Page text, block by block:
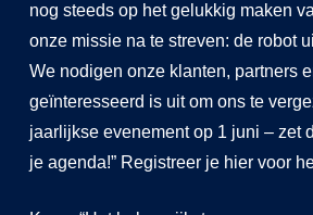
nog steeds op het gelukkig maken
onze missie na te streven: de robot
We nodigen onze klanten, partners
geïnteresseerd is uit om ons te
jaarlijkse evenement op 1 juni – zet
je agenda!” Registreer je hier voor